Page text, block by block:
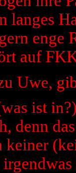
langes
enge
auf
Uwe,
ist
denn
keiner